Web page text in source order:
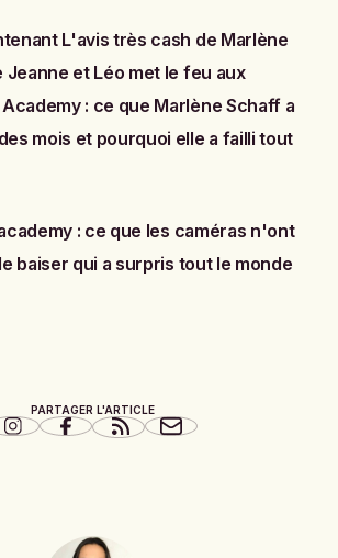
L'avis très cash de Marlène
et Léo met le feu aux
: ce que Marlène Schaff a
mois et pourquoi elle a failli tout
: ce que les caméras n'ont
baiser qui a surpris tout le monde
PARTAGER L'ARTICLE